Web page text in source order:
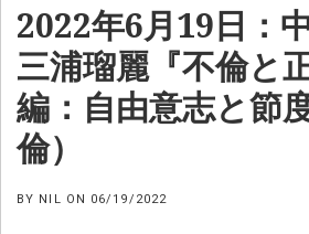
2022年6月19日：
三浦瑠麗『不倫と
編：自由意志と節
倫）
BY NIL ON 06/19/2022